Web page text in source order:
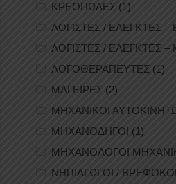
ΚΡΕΟΠΩΛΕΣ (1)
ΛΟΓΙΣΤΕΣ / ΕΛΕΓΚΤΕΣ –
ΛΟΓΙΣΤΕΣ / ΕΛΕΓΚΤΕΣ
ΛΟΓΟΘΕΡΑΠΕΥΤΕΣ (1)
ΜΑΓΕΙΡΕΣ (2)
ΜΗΧΑΝΙΚΟΙ
ΜΗΧΑΝΟΔΗΓΟΙ (1)
ΜΗΧΑΝΟΛΟΓΟΙ
ΝΗΠΙΑΓΩΓΟΙ /